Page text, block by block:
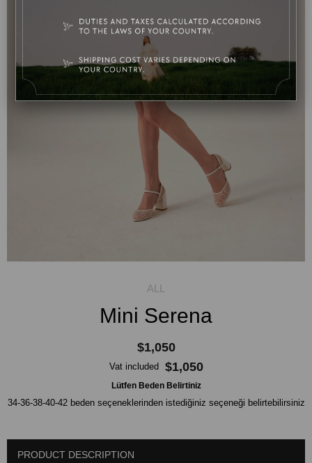
Mini Serena
$1,050
Vat included $1,050
Lütfen Beden Belirtiniz
34-36-38-40-42 beden seçeneklerinden istediğiniz seçeneği belirtebilirsiniz
PRODUCT DESCRIPTION